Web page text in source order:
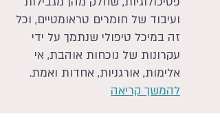
ועיבוד של חומרים טראומטיים, וכל
זה במיכל טיפולי שנתמך על ידי
עקרונות של נוכחות אוהבת, אי
אלימות, אורגניות, אחדות ואמת.
להמשך קריאה